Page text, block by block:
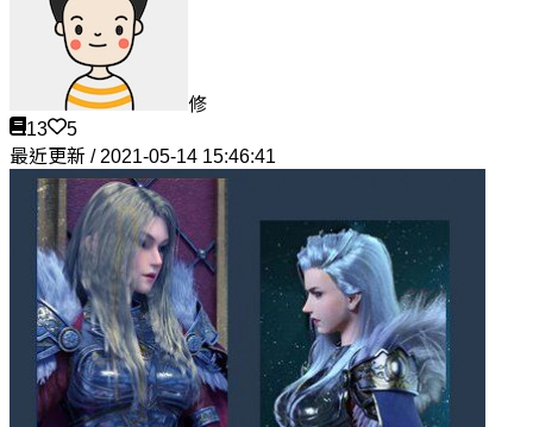
修
13
5
最近更新 / 2021-05-14 15:46:41